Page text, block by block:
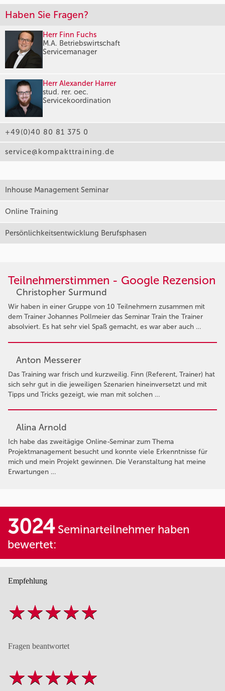
Haben Sie Fragen?
Herr Finn Fuchs
M.A. Betriebswirtschaft
Servicemanager
Herr Alexander Harrer
stud. rer. oec.
Servicekoordination
+49(0)40 80 81 375 0
service@kompakttraining.de
Inhouse Management Seminar
Online Training
Persönlichkeitsentwicklung Berufsphasen
Teilnehmerstimmen - Google Rezension
Christopher Surmund
Wir haben in einer Gruppe von 10 Teilnehmern zusammen mit
dem Trainer Johannes Pollmeier das Seminar Train the Trainer
absolviert. Es hat sehr viel Spaß gemacht, es war aber auch …
Anton Messerer
Das Training war frisch und kurzweilig. Finn (Referent, Trainer) hat
sich sehr gut in die jeweiligen Szenarien hineinversetzt und mit
Tipps und Tricks gezeigt, wie man mit solchen …
Alina Arnold
Ich habe das zweitägige Online-Seminar zum Thema
Projektmanagement besucht und konnte viele Erkenntnisse für
mich und mein Projekt gewinnen. Die Veranstaltung hat meine
Erwartungen …
3024Seminarteilnehmer haben
bewertet:
Empfehlung
Fragen beantwortet